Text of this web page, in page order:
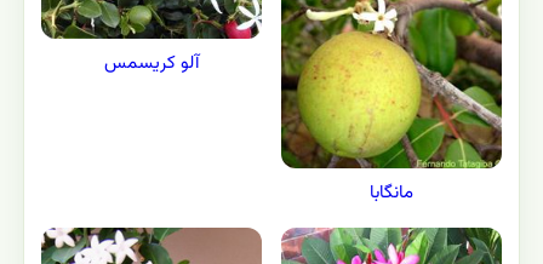
مانگابا
آلو کریسمس